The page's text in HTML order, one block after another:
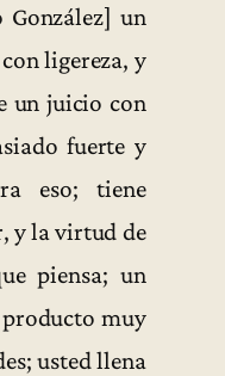
González] un
ligereza, y
un juicio con
fuerte y
eso; tiene
y la virtud de
piensa; un
muy
usted llena